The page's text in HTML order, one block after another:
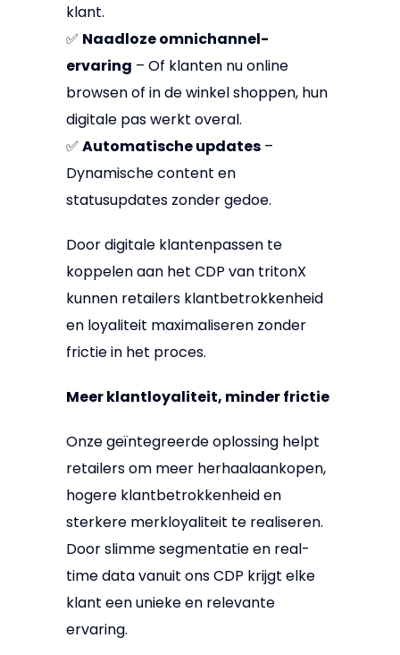
klant.
✅ Naadloze omnichannel-
ervaring – Of klanten nu online
browsen of in de winkel shoppen, hun
digitale pas werkt overal.
✅ Automatische updates –
Dynamische content en
statusupdates zonder gedoe.
Door digitale klantenpassen te
koppelen aan het CDP van tritonX
kunnen retailers klantbetrokkenheid
en loyaliteit maximaliseren zonder
frictie in het proces.
Meer klantloyaliteit, minder frictie
Onze geïntegreerde oplossing helpt
retailers om meer herhaalaankopen,
hogere klantbetrokkenheid en
sterkere merkloyaliteit te realiseren.
Door slimme segmentatie en real-
time data vanuit ons CDP krijgt elke
klant een unieke en relevante
ervaring.